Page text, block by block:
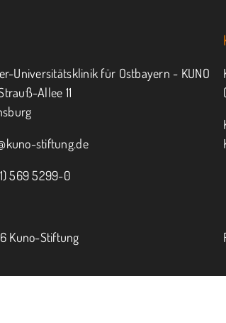
Universitätsklinik für Ostbayern - KUNO
Allee 11
stiftung.de
569 5299-0
Kuno-Stiftung